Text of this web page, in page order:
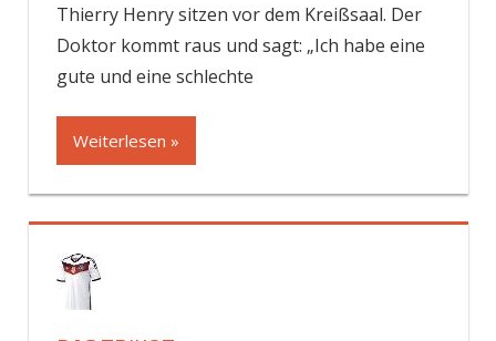
Thierry Henry sitzen vor dem Kreißsaal. Der
Doktor kommt raus und sagt: „Ich habe eine
gute und eine schlechte
Weiterlesen »